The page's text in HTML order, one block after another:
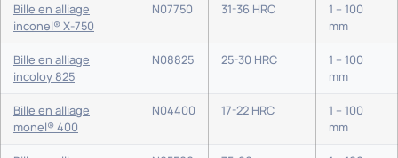
Bille en alliage
inconel® X-750
N07750 31-36 HRC
1 – 100
mm
Bille en alliage
incoloy 825
N08825 25-30 HRC
1 – 100
mm
Bille en alliage
monel® 400
N04400 17-22 HRC
1 – 100
mm